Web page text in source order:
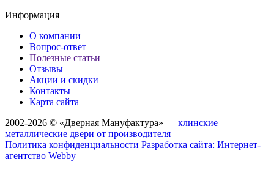
Информация
О компании
Вопрос-ответ
Полезные статьи
Отзывы
Акции и скидки
Контакты
Карта сайта
2002-2026 © «Дверная Мануфактура» — клинские
металлические двери от производителя
Политика конфиденциальности Разработка сайта: Интернет-
агентство Webby